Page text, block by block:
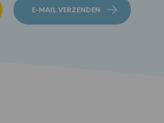
E-MAIL VERZENDEN